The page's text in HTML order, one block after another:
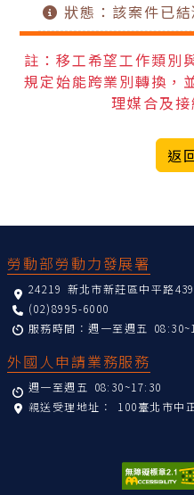
狀態：該案件已
註：移工希望工作類別
規定始能跨業別轉換，
理媒合及
返
勞動部勞動力發展署
24219 新北市新莊區中平路
(02)8995-6000
服務時間：週一至週五
外國人申請業務服務
週一至週五 08:30~17:30
親送受理地址： 100臺北市中